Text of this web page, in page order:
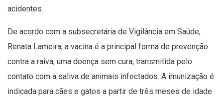
acidentes.
De acordo com a subsecretária de Vigilância em Saúde,
Renata Lameira, a vacina é a principal forma de prevenção
contra a raiva, uma doença sem cura, transmitida pelo
contato com a saliva de animais infectados. A imunização é
indicada para cães e gatos a partir de três meses de idade